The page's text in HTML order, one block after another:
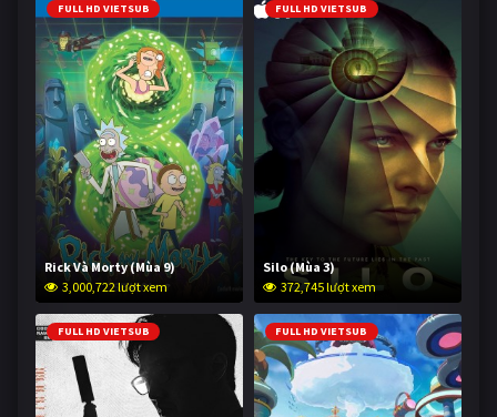
FULL HD VIETSUB
Rick Và Morty (Mùa 9)
3,000,722 lượt xem
FULL HD VIETSUB
Silo (Mùa 3)
372,745 lượt xem
FULL HD VIETSUB FULL HD VIETSUB